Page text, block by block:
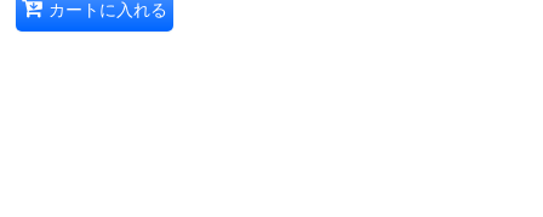
カートに入れる